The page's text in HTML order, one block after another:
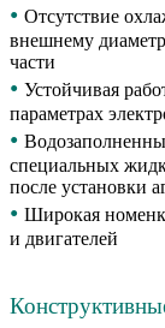
• Отсутствие
внешнему
части
• Устойчивая
параметрах
•
специальных
после установки
• Широкая
и двигателей